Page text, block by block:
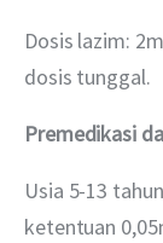
Dosis lazim:
dosis tunggal.
Premedikasi
Usia 5-13
ketentuan